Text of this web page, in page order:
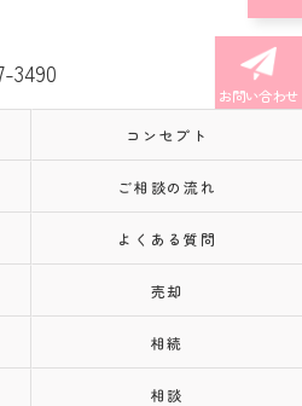
3490
お問い合わせ
コンセプト
ご相談の流れ
よくある質問
売却
相続
相談